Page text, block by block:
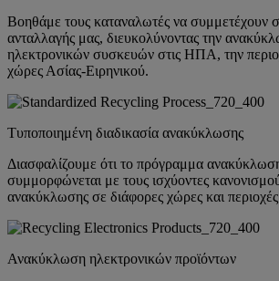
Βοηθάμε τους καταναλωτές να συμμετέχουν
ανταλλαγής μας, διευκολύνοντας την
ηλεκτρονικών συσκευών στις ΗΠΑ, την
χώρες Ασίας-Ειρηνικού.
Τυποποιημένη διαδικασία ανακύκλωσης
Διασφαλίζουμε ότι το πρόγραμμα
συμμορφώνεται με τους ισχύοντες
ανακύκλωσης σε διάφορες χώρες και
Ανακύκλωση ηλεκτρονικών προϊόντων